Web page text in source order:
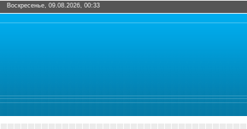
Воскресенье, 09.08.2026, 00:33